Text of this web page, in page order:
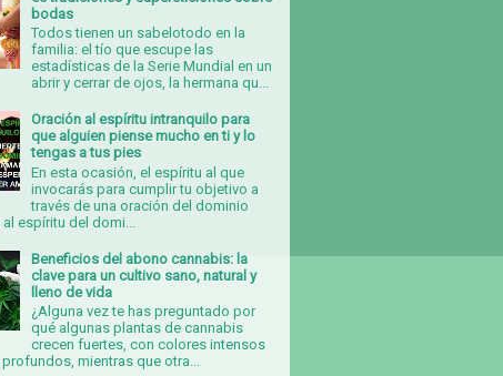
bodas
Todos tienen un sabelotodo en la
familia: el tío que escupe las
estadísticas de la Serie Mundial en un
abrir y cerrar de ojos, la hermana qu...
Oración al espíritu intranquilo para
que alguien piense mucho en ti y lo
tengas a tus pies
En esta ocasión, el espíritu al que
invocarás para cumplir tu objetivo a
través de una oración del dominio
espíritu del domi...
Beneficios del abono cannabis: la
clave para un cultivo sano, natural y
lleno de vida
¿Alguna vez te has preguntado por
qué algunas plantas de cannabis
crecen fuertes, con colores intensos
mientras que otra...